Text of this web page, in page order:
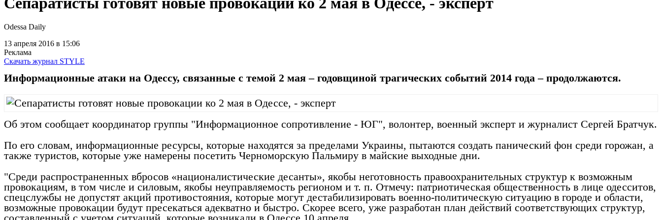
Odessa Daily
13 апреля 2016 в 15:06
Реклама
Скачать журнал STYLE
Информационные атаки на Одессу, связанные с темой 2 мая – годовщиной трагических событий 2014 года – продолжаются.
Об этом сообщает координатор группы "Информационное сопротивление - ЮГ", волонтер, военный эксперт и журналист Сергей Братчук.
По его словам, информационные ресурсы, которые находятся за пределами Украины, пытаются создать панический фон среди горожан, а
также туристов, которые уже намерены посетить Черноморскую Пальмиру в майские выходные дни.
"Среди распространенных вбросов «националистические десанты», якобы неготовность правоохранительных структур к возможным
провокациям, в том числе и силовым, якобы неуправляемость регионом и т. п. Отмечу: патриотическая общественность в лице одесситов,
спецслужбы не допустят акций противостояния, которые могут дестабилизировать военно-политическую ситуацию в городе и области,
возможные провокации будут пресекаться адекватно и быстро. Скорее всего, уже разработан план действий соответствующих структур,